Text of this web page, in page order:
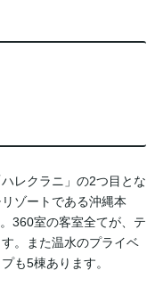
レクラニ」の2つ目とな
ゾートである沖縄本
360室の客室全てが、テ
。また温水のプライベ
も5棟あります。